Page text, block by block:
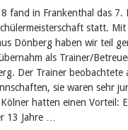
fand in Frankenthal das 7.
statt.
Dönberg haben wir teil
als Trainer/
Der Trainer beobachtete
sie waren sehr
Kölner hatten einen Vorteil:
13 Jahre …